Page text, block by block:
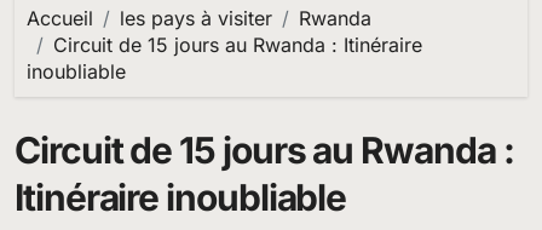
Accueil les pays à visiter
Rwanda
Circuit de 15 jours au Rwanda : Itinéraire
inoubliable
Circuit de 15 jours au Rwanda :
Itinéraire inoubliable